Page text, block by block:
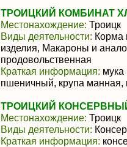
ТРОИЦКИЙ КОМБИНАТ
Местонахождение: Троицк
Виды деятельности: Корма
изделия, Макароны и
продовольственная
Краткая информация:
пшеничный, крупа
ТРОИЦКИЙ
Местонахождение: Троицк
Виды деятельности:
Краткая информация: